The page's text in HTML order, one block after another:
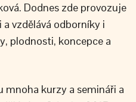
Dodnes zde provozuje
vzdělává odborníky i
plodnosti, koncepce a
kurzy a semináři a